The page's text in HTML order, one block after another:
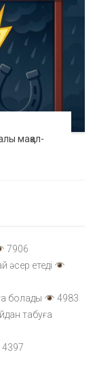
мақал-
7906
әсер етеді
болады
4983
табуға
4397